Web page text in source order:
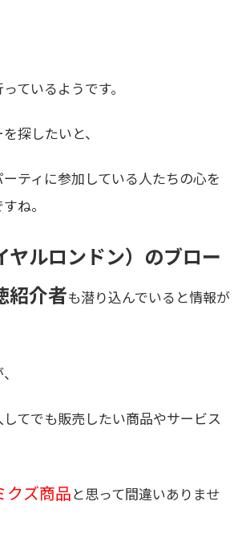
ているようです。
探したいと、
ティに参加している人たちの心を
ね。
ヤルロンドン）のブロー
紹介者も潜り込んでいると情報が
てでも販売したい商品やサービス
クズ商品と思って間違いありませ